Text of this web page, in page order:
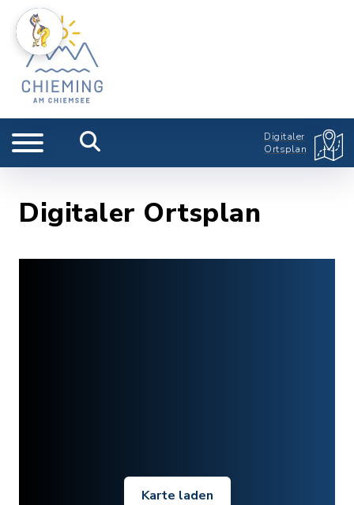
Digitaler
Ortsplan
Digitaler Ortsplan
Karte laden